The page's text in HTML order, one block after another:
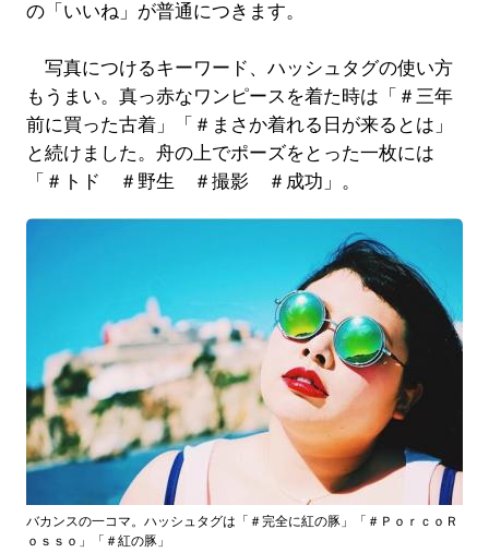
の「いいね」が普通につきます。
写真につけるキーワード、ハッシュタグの使い方
もうまい。真っ赤なワンピースを着た時は「＃三年
前に買った古着」「＃まさか着れる日が来るとは」
と続けました。舟の上でポーズをとった一枚には
「＃トド ＃野生 ＃撮影 ＃成功」。
バカンスの一コマ。ハッシュタグは「＃完全に紅の豚」「＃ＰｏｒｃｏＲ
ｏｓｓｏ」「＃紅の豚」